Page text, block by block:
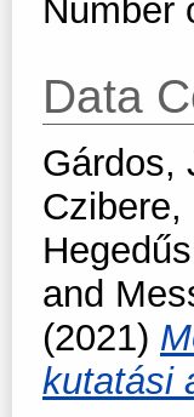
Number
Data
Gárdos,
Czibere,
and
(2021)
kutatási